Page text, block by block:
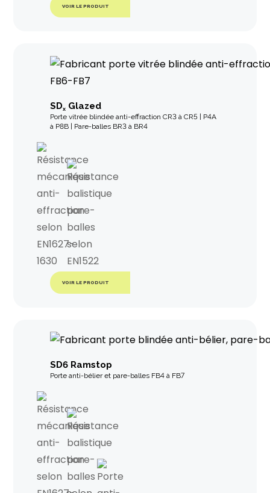
VOIR LE PRODUIT
SDxGlazed
Porte vitrée blindée anti-effraction CR3 à CR5 | P4A
à P8B | Pare-balles BR3 à BR4
VOIR LE PRODUIT
SD6 Ramstop
Porte anti-bélier et pare-balles FB4 à FB7